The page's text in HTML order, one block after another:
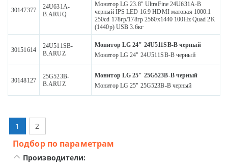
30147377
24U631A-
B.ARUQ
Монитор LG 23.8" UltraFine 24U631A-B
черный IPS LED 16:9 HDMI матовая 1000:1
250cd 178гр/178гр 2560x1440 100Hz Quad 2K
(1440p) USB 3.6кг
30151614
24U511SB-
B.ARUZ
Монитор LG 24" 24U511SB-B черный
Монитор LG 24" 24U511SB-B черный
30148127
25G523B-
B.ARUZ
Монитор LG 25" 25G523B-B черный
Монитор LG 25" 25G523B-B черный
1 2
Подбор по параметрам
Производители: